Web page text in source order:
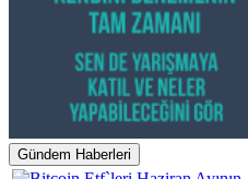
Gündem Haberleri